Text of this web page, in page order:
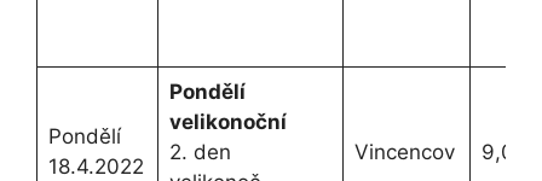
Pondělí
18.4.2022
Pondělí
velikonoční
2. den
Vincencov